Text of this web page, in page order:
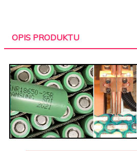
OPIS PRODUKTU